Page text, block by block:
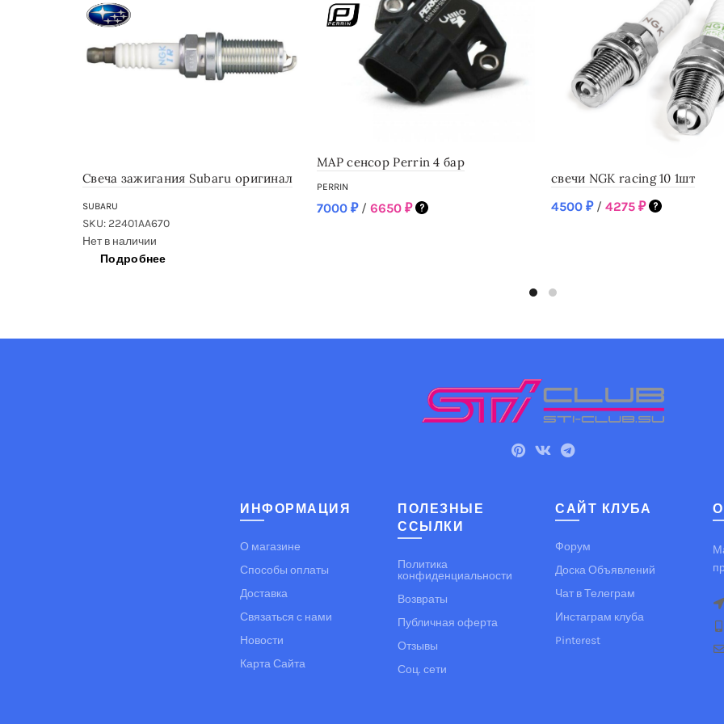
Свеча зажигания Subaru оригинал
SUBARU
SKU: 22401AA670
Нет в наличии
Подробнее
MAP сенсор Perrin 4 бар
PERRIN
7000 ₽ / 6650 ₽
свечи NGK racing 10 1шт
4500 ₽ / 4275 ₽
ИНФОРМАЦИЯ
О магазине
Способы оплаты
Доставка
Связаться с нами
Новости
Карта Сайта
ПОЛЕЗНЫЕ
ССЫЛКИ
Политика
конфиденциальности
Возвраты
Публичная оферта
Отзывы
Соц. сети
САЙТ КЛУБА
Форум
Доска Объявлений
Чат в Телеграм
Инстаграм клуба
Pinterest